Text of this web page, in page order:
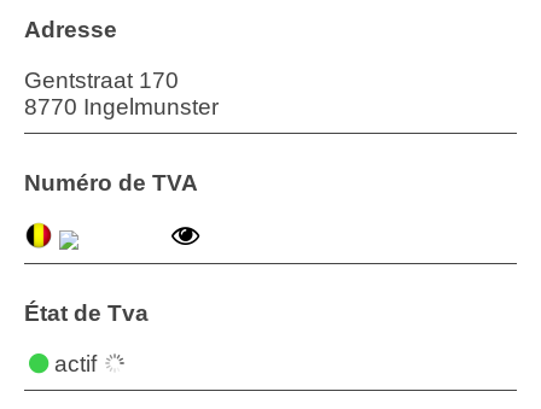
Adresse
Gentstraat 170
8770 Ingelmunster
Numéro de TVA
État de Tva
actif